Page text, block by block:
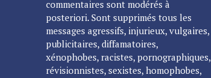
commentaires sont modérés à
posteriori. Sont supprimés tous les
messages agressifs, injurieux, vulgaires,
publicitaires, diffamatoires,
xénophobes, racistes, pornographiques,
révisionnistes, sexistes, homophobes,